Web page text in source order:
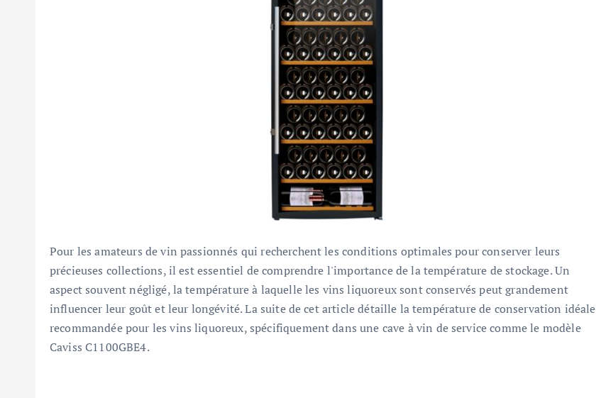
Pour les amateurs de vin passionnés qui recherchent les conditions optimales pour conserver leurs
précieuses collections, il est essentiel de comprendre l'importance de la température de stockage. Un
aspect souvent négligé, la température à laquelle les vins liquoreux sont conservés peut grandement
influencer leur goût et leur longévité. La suite de cet article détaille la température de conservation idéale
recommandée pour les vins liquoreux, spécifiquement dans une cave à vin de service comme le modèle
Caviss C1100GBE4.